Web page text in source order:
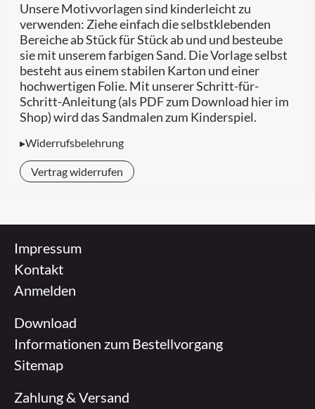
Unsere Motivvorlagen sind kinderleicht zu
verwenden: Ziehe einfach die selbstklebenden
Bereiche ab Stück für Stück ab und und besteube
sie mit unserem farbigen Sand. Die Vorlage selbst
besteht aus einem stabilen Karton und einer
hochwertigen Folie. Mit unserer Schritt-für-
Schritt-Anleitung (als PDF zum Download hier im
Shop) wird das Sandmalen zum Kinderspiel.
▸Widerrufsbelehrung
Vertrag widerrufen
Impressum
Kontakt
Anmelden
Download
Informationen zum Bestellvorgang
Sitemap
Zahlung & Versand